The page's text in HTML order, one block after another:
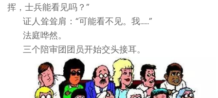
挥，士兵能看见吗？”
证人耸耸肩：“可能看不见。我……”
法庭哗然。
三个陪审团团员开始交头接耳。